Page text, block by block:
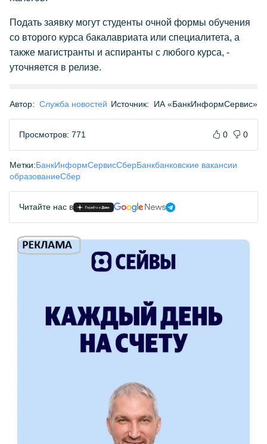
Подать заявку могут студенты очной формы обучения
со второго курса бакалавриата или специалитета, а
также магистранты и аспиранты с любого курса, -
уточняется в релизе.
Автор: Служба новостей Источник: ИА «БанкИнформСервис»
Просмотров: 771 0 0
Метки:БанкИнформСервисСберБанкбанковские вакансии
образованиеСбер
Читайте нас в